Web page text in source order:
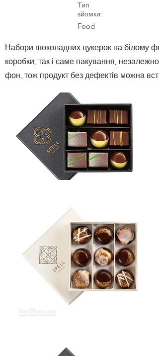
Тип
зйомки:
Food
Набори шоколадних цукерок на білому
коробки, так і саме пакування, незалежно
фон, тож продукт без дефектів можна